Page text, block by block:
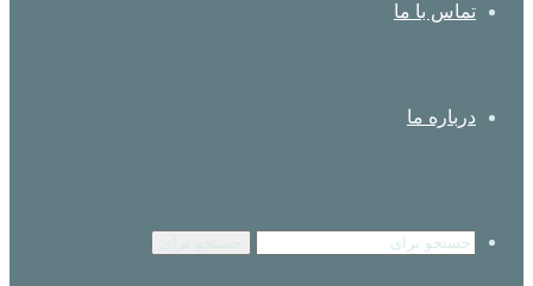
تماس با ما
درباره ما